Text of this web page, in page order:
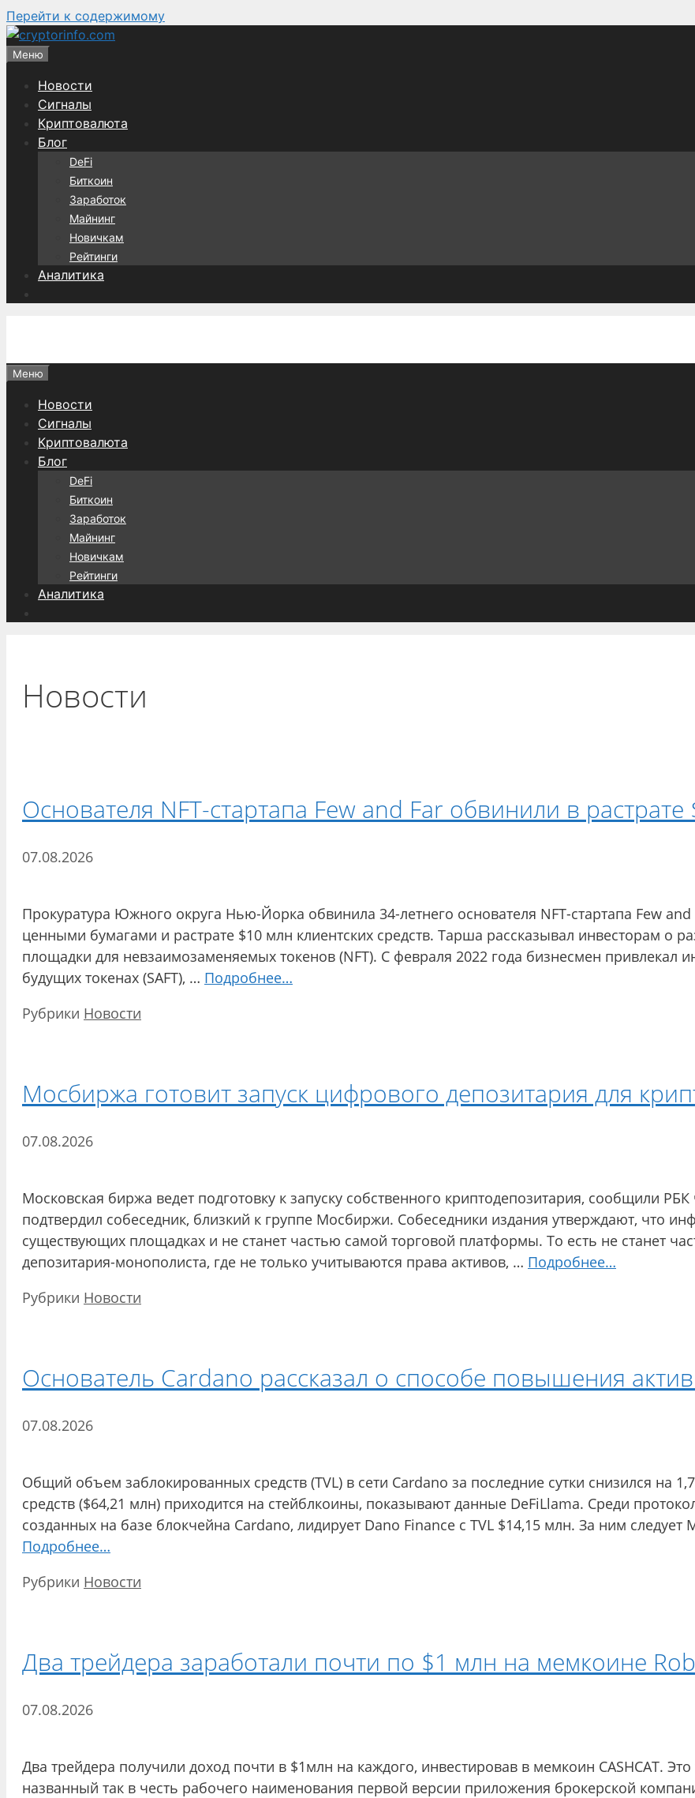
Перейти к содержимому
Меню
Новости
Сигналы
Криптовалюта
Блог
DeFi
Биткоин
Заработок
Майнинг
Новичкам
Рейтинги
Аналитика
Меню
Новости
Сигналы
Криптовалюта
Блог
DeFi
Биткоин
Заработок
Майнинг
Новичкам
Рейтинги
Аналитика
Новости
Основателя NFT-стартапа Few and Far обвинили в
07.08.2026
Прокуратура Южного округа Нью-Йорка обвинила 34-летнего основателя NFT-стартапа Few
ценными бумагами и растрате $10 млн клиентских средств. Тарша рассказывал инвесторам о
площадки для невзаимозаменяемых токенов (NFT). С февраля 2022 года бизнесмен привлекал
будущих токенах (SAFT), … Подробнее…
Рубрики Новости
Мосбиржа готовит запуск цифрового депозитария для
07.08.2026
Московская биржа ведет подготовку к запуску собственного криптодепозитария, сообщили
подтвердил собеседник, близкий к группе Мосбиржи. Собеседники издания утверждают, что
существующих площадках и не станет частью самой торговой платформы. То есть не станет
депозитария-монополиста, где не только учитываются права активов, … Подробнее…
Рубрики Новости
Основатель Cardano рассказал о способе повышения
07.08.2026
Общий объем заблокированных средств (TVL) в сети Cardano за последние сутки снизился на
средств ($64,21 млн) приходится на стейблкоины, показывают данные DeFiLlama. Среди
созданных на базе блокчейна Cardano, лидирует Dano Finance с TVL $14,15 млн. За ним
Подробнее…
Рубрики Новости
Два трейдера заработали почти по $1 млн на мемкоине
07.08.2026
Два трейдера получили доход почти в $1млн на каждого, инвестировав в мемкоин CASHCAT.
названный так в честь рабочего наименования первой версии приложения брокерской